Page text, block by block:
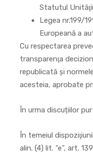
Statutul
Legea nr.199/
Europeană a
Cu respectarea
transparenţa
republicată și
acesteia, aprobate
În urma discuțiilor
În temeiul
alin. (4) lit. “e”, art.